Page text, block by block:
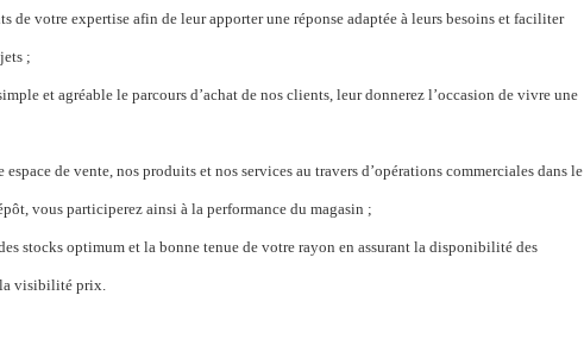
de votre expertise afin de leur apporter une réponse adaptée à leurs besoins et faciliter
;
et agréable le parcours d’achat de nos clients, leur donnerez l’occasion de vivre une
de vente, nos produits et nos services au travers d’opérations commerciales dans le
vous participerez ainsi à la performance du magasin ;
stocks optimum et la bonne tenue de votre rayon en assurant la disponibilité des
la visibilité prix.